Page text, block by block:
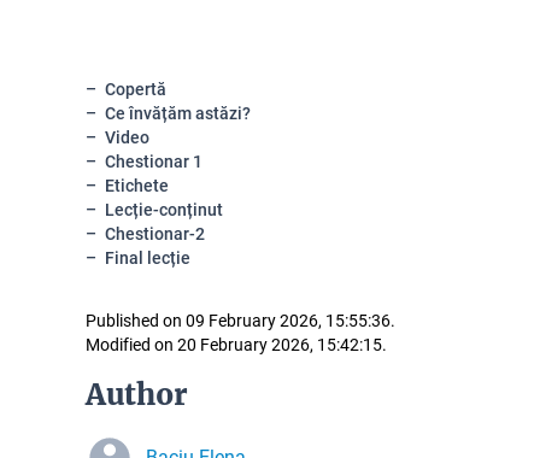
Copertă
Ce învățăm astăzi?
Video
Chestionar 1
Etichete
Lecție-conținut
Chestionar-2
Final lecție
Published on 09 February 2026, 15:55:36.
Modified on 20 February 2026, 15:42:15.
Author